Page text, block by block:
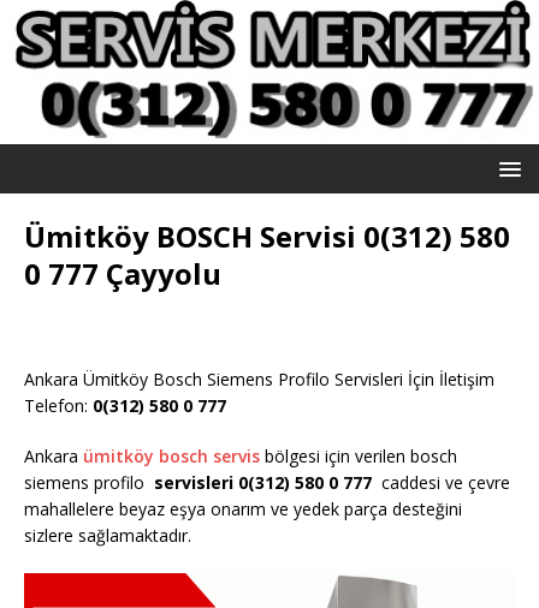
Ümitköy BOSCH Servisi 0(312) 580
0 777 Çayyolu
Ankara Ümitköy Bosch Siemens Profilo Servisleri İçin İletişim
Telefon: 0(312) 580 0 777
Ankara ümitköy bosch servis bölgesi için verilen bosch
siemens profilo servisleri 0(312) 580 0 777 caddesi ve çevre
mahallelere beyaz eşya onarım ve yedek parça desteğini
sizlere sağlamaktadır.